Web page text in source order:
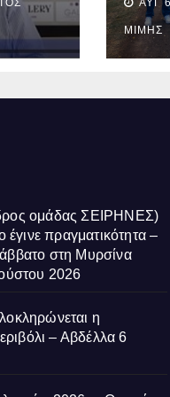
–
!» –
ΑΥΓ
ΜΊΜΗΣ
ομάδας ΣΕΙΡΗΝΕΣ)
πραγματικότητα –
στη Μυρσίνα
2026
η
– Αβδέλλα 6